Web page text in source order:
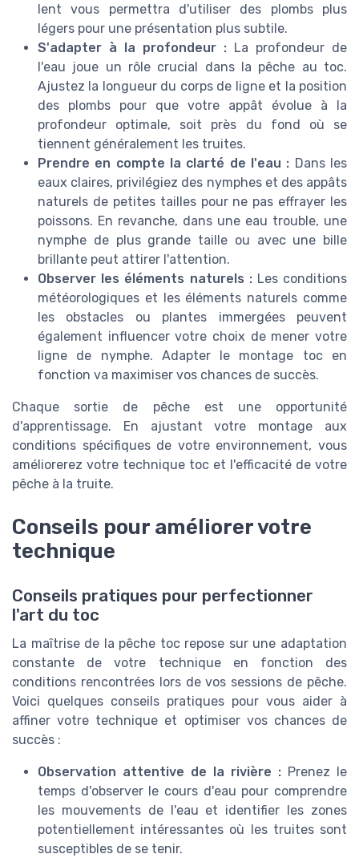
lent vous permettra d'utiliser des plombs plus
légers pour une présentation plus subtile.
S'adapter à la profondeur : La profondeur de
l'eau joue un rôle crucial dans la pêche au toc.
Ajustez la longueur du corps de ligne et la position
des plombs pour que votre appât évolue à la
profondeur optimale, soit près du fond où se
tiennent généralement les truites.
Prendre en compte la clarté de l'eau : Dans les
eaux claires, privilégiez des nymphes et des appâts
naturels de petites tailles pour ne pas effrayer les
poissons. En revanche, dans une eau trouble, une
nymphe de plus grande taille ou avec une bille
brillante peut attirer l'attention.
Observer les éléments naturels :Les conditions
météorologiques et les éléments naturels comme
les obstacles ou plantes immergées peuvent
également influencer votre choix de mener votre
ligne de nymphe. Adapter le montage toc en
fonction va maximiser vos chances de succès.
Chaque sortie de pêche est une opportunité
d'apprentissage. En ajustant votre montage aux
conditions spécifiques de votre environnement, vous
améliorerez votre technique toc et l'efficacité de votre
pêche à la truite.
Conseils pour améliorer votre
technique
Conseils pratiques pour perfectionner
l'art du toc
La maîtrise de la pêche toc repose sur une adaptation
constante de votre technique en fonction des
conditions rencontrées lors de vos sessions de pêche.
Voici quelques conseils pratiques pour vous aider à
affiner votre technique et optimiser vos chances de
succès :
Observation attentive de la rivière : Prenez le
temps d'observer le cours d'eau pour comprendre
les mouvements de l'eau et identifier les zones
potentiellement intéressantes où les truites sont
susceptibles de se tenir.